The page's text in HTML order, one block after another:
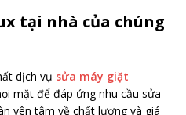
tại nhà của chúng
dịch vụ sửa máy giặt
mặt để đáp ứng nhu cầu sửa
yên tâm về chất lượng và giá